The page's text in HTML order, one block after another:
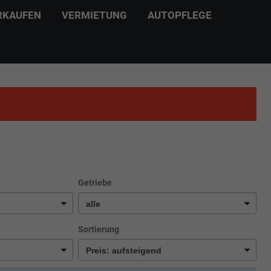
VERMIETUNG AUTOPFLEGE
Getriebe
Sortierung